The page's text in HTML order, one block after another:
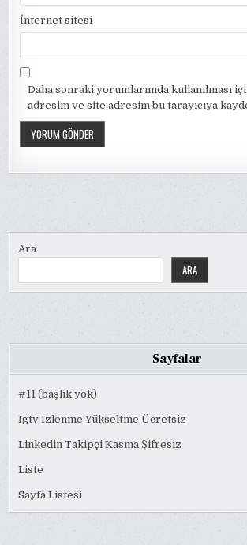
İnternet sitesi
Daha sonraki yorumlarımda kullanılması
adresim ve site adresim bu tarayıcıya
Ara
ARA
Sayfalar
#11 (başlık yok)
Igtv Izlenme Yükseltme Ücretsiz
Linkedin Takipçi Kasma Şifresiz
Liste
Sayfa Listesi